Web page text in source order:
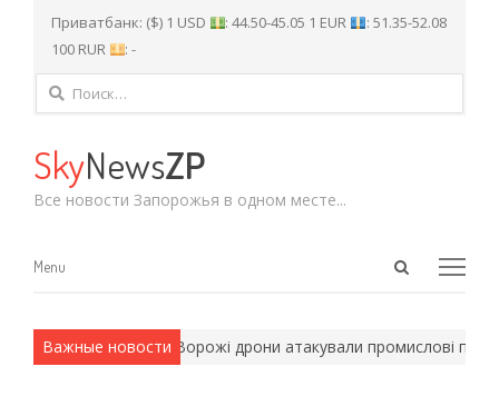
Приватбанк: ($) 1 USD : 44.50-45.05 1 EUR
: 51.35-52.08
100 RUR
: -
Найти:
SkyNewsZP
Все новости Запорожья в одном месте...
Open
Menu
Menu
Важные новости
методы. Ворожі дрони атакували промислові